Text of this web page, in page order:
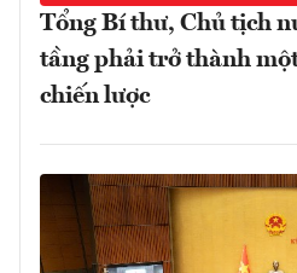
Tổng Bí thư, Chủ tịch
tầng phải trở thành
chiến lược